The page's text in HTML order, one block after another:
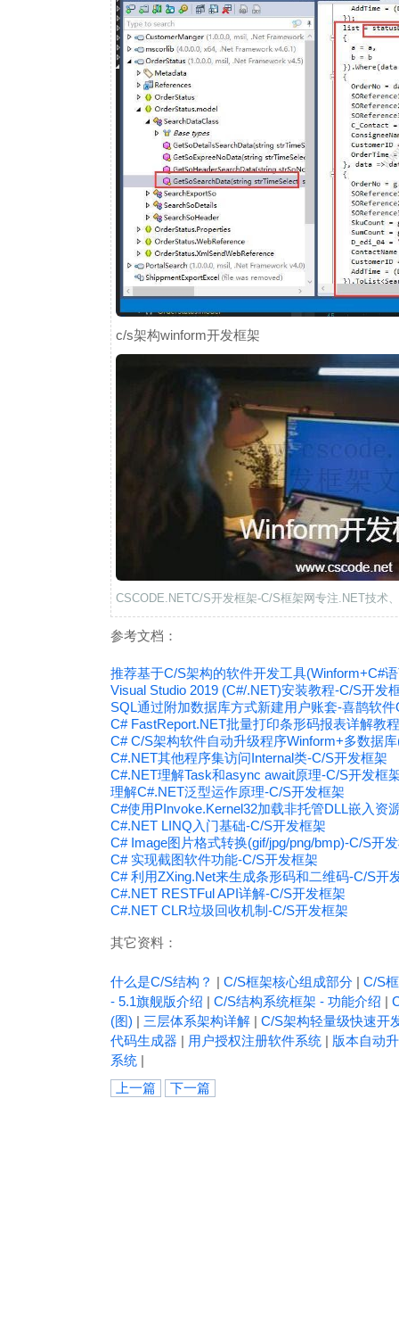
c/s架构winform开发框架
CSCODE.NETC/S开发框架-C/S框架网专注.NET技术
参考文档：
推荐基于C/S架构的软件开发工具(Winform+C#
Visual Studio 2019 (C#/.NET)安装教程-C/S开发
SQL通过附加数据库方式新建用户账套-喜鹊软
C# FastReport.NET批量打印条形码报表详解教
C# C/S架构软件自动升级程序Winform+多数据
C#.NET其他程序集访问Internal类-C/S开发框架
C#.NET理解Task和async await原理-C/S开发框
理解C#.NET泛型运作原理-C/S开发框架
C#使用PInvoke.Kernel32加载非托管DLL嵌入资
C#.NET LINQ入门基础-C/S开发框架
C# Image图片格式转换(gif/jpg/png/bmp)-C/S开
C# 实现截图软件功能-C/S开发框架
C# 利用ZXing.Net来生成条形码和二维码-C/S开
C#.NET RESTFul API详解-C/S开发框架
C#.NET CLR垃圾回收机制-C/S开发框架
其它资料：
什么是C/S结构？ | C/S框架核心组成部分 | C/S
- 5.1旗舰版介绍 | C/S结构系统框架 - 功能介绍 |
(图) | 三层体系架构详解 | C/S架构轻量级快速开
代码生成器 | 用户授权注册软件系统 | 版本自动
系统 |
上一篇
下一篇